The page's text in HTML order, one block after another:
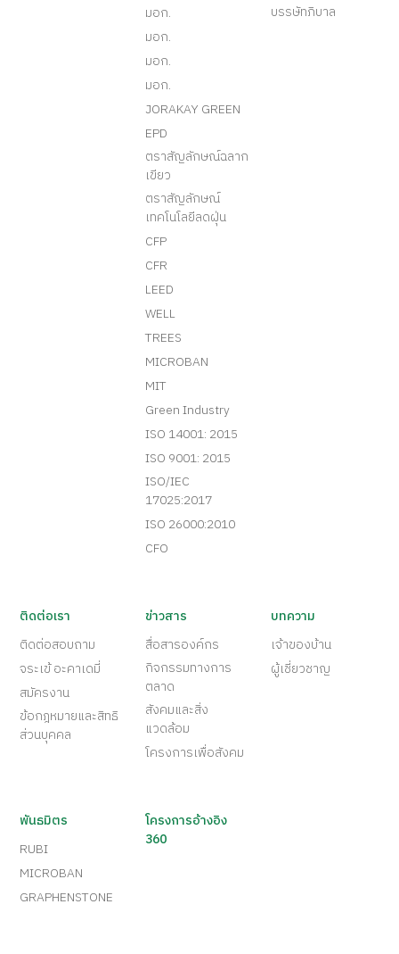
มอก.
มอก.
มอก.
มอก.
JORAKAY GREEN
EPD
ตราสัญลักษณ์ฉลาก
เขียว
ตราสัญลักษณ์
เทคโนโลยีลดฝุ่น
CFP
CFR
LEED
WELL
TREES
MICROBAN
MIT
Green Industry
ISO 14001: 2015
ISO 9001: 2015
ISO/IEC
17025:2017
ISO 26000:2010
CFO
บรรษัทภิบาล
ติดต่อเรา
ติดต่อสอบถาม
จระเข้ อะคาเดมี่
สมัครงาน
ข้อกฎหมายและสิทธิ
ส่วนบุคคล
ข่าวสาร
สื่อสารองค์กร
กิจกรรมทางการ
ตลาด
สังคมและสิ่ง
แวดล้อม
โครงการเพื่อสังคม
บทความ
เจ้าของบ้าน
ผู้เชี่ยวชาญ
พันธมิตร
RUBI
MICROBAN
GRAPHENSTONE
โครงการอ้างอิง
360